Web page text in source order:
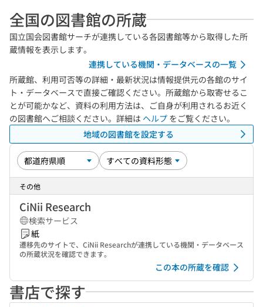
全国の図書館の所蔵
国立国会図書館サーチが連携している各図書館等から取得した所
蔵情報を表示します。
連携している機関・データベースの一覧
所蔵館、利用可否等の詳細・最新状況は情報提供元の各館のサイ
ト・データベースで直接ご確認ください。所蔵館から取寄せるこ
とが可能かなど、資料の利用方法は、ご自身が利用されるお近く
の図書館へご相談ください。詳細は ヘルプ をご覧ください。
地域の図書館を設定する
その他
CiNii Research
検索サービス
紙
遷移先のサイトで、CiNii Researchが連携している機関・データベース
の所蔵状況を確認できます。
この本の所蔵を確認
書店で探す